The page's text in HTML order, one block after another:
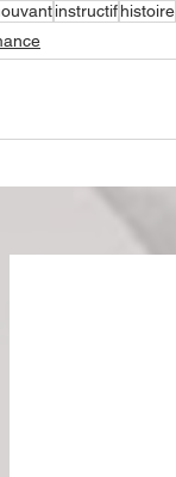
instructifhistoire